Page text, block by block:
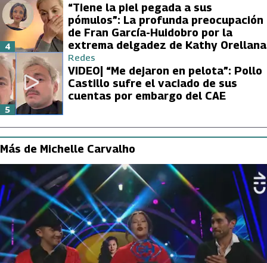
“Tiene la piel pegada a sus
pómulos”: La profunda preocupación
de Fran García-Huidobro por la
extrema delgadez de Kathy Orellana
4
Redes
VIDEO| “Me dejaron en pelota”: Pollo
Castillo sufre el vaciado de sus
cuentas por embargo del CAE
5
Más de Michelle Carvalho